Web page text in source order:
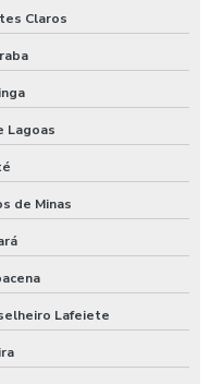
Claros
Lagoas
de Minas
Lafeiete